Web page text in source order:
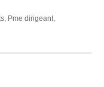
Pme dirigeant,